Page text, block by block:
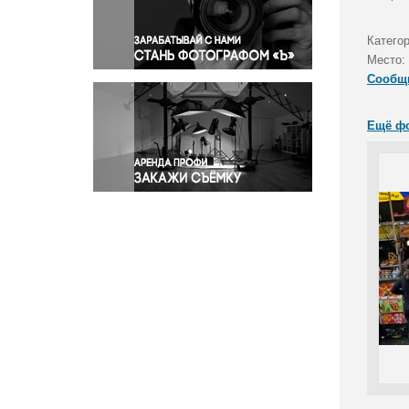
Правосудие
Происшествия и конфликты
Религия
Светская жизнь
Спорт
Экология
Экономика и бизнес
Место:
Ещё